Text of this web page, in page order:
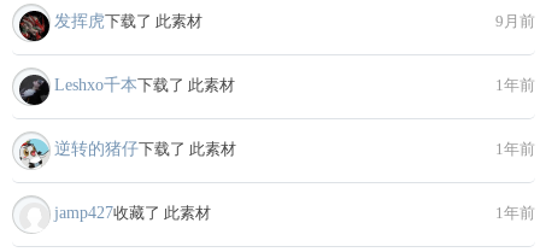
发挥虎下载了 此素材 9月前
Leshxo千本下载了 此素材 1年前
逆转的猪仔下载了 此素材 1年前
jamp427收藏了 此素材 1年前